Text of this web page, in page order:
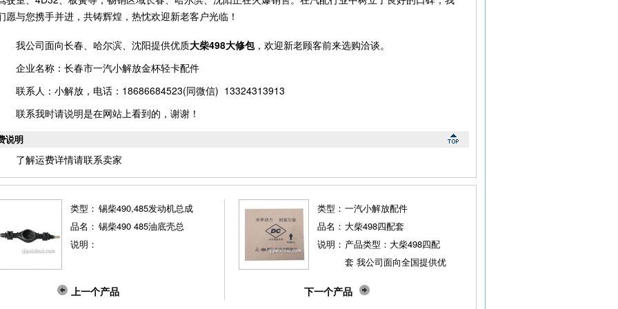
愿与您携手并进，共铸辉煌，热忱欢迎新老客户光临！
我公司面向长春、哈尔滨、沈阳提供优质大柴498大修包，欢迎新老顾客前来选购洽谈。
企业名称：长春市一汽小解放金杯轻卡配件
联系人：小解放，电话：18686684523(同微信) 13324313913
联系我时请说明是在网站上看到的，谢谢！
说明
了解运费详情请联系卖家
类型： 锡柴490,485发动机总成
品名： 锡柴490 485油底壳总
说明：
上一个产品
类型： 一汽小解放配件
品名： 大柴498四配套
说明： 产品类型：大柴498四配
套 我公司面向全国提供优
新老
下一个产品